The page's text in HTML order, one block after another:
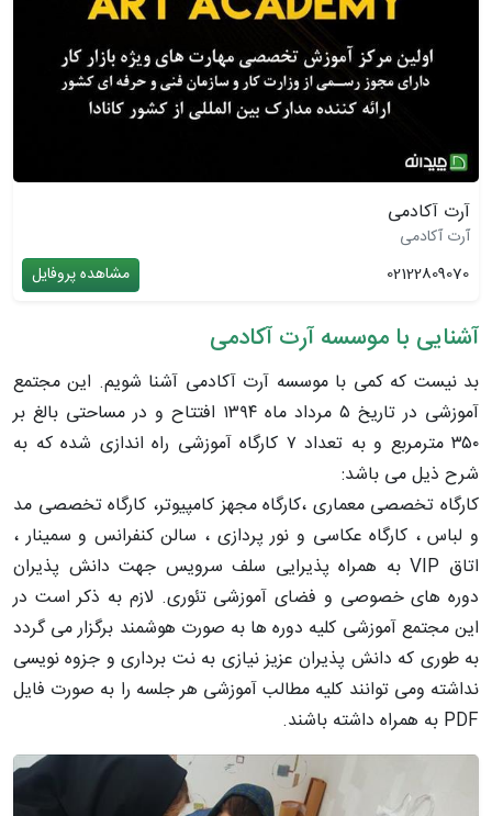
آرت آکادمی
آرت آکادمی
02122809070
مشاهده پروفایل
آشنایی با موسسه آرت آکادمی
بد نیست که کمی با موسسه آرت آکادمی آشنا شویم. این مجتمع
آموزشی در تاریخ ۵ مرداد ماه ۱۳۹۴ افتتاح و در مساحتی بالغ بر
۳۵۰ مترمربع و به تعداد ۷ کارگاه آموزشی راه اندازی شده که به
شرح ذیل می باشد:
کارگاه تخصصی معماری ،کارگاه مجهز کامپیوتر، کارگاه تخصصی مد
و لباس ، کارگاه عکاسی و نور پردازی ، سالن کنفرانس و سمینار ،
اتاق VIP به همراه پذیرایی سلف سرویس جهت دانش پذیران
دوره های خصوصی و فضای آموزشی ﺗﺋﻮری. لازم به ذکر است در
این مجتمع آموزشی کلیه دوره ها به صورت هوشمند برگزار می گردد
به طوری که دانش پذیران عزیز نیازی به نت برداری و جزوه نویسی
نداشته ومی توانند کلیه مطالب آموزشی هر جلسه را به صورت فایل
PDF به همراه داشته باشند.